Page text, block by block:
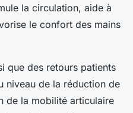
la circulation, aide à
le confort des mains
que des retours patients
niveau de la réduction de
de la mobilité articulaire